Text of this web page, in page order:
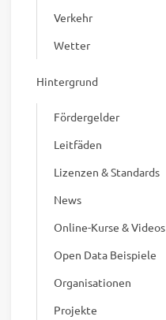
Verkehr
Wetter
Hintergrund
Fördergelder
Leitfäden
Lizenzen & Standards
News
Online-Kurse & Videos
Open Data Beispiele
Organisationen
Projekte